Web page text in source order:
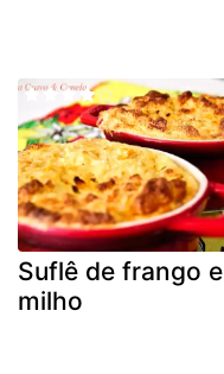
Suflê de frango e
milho